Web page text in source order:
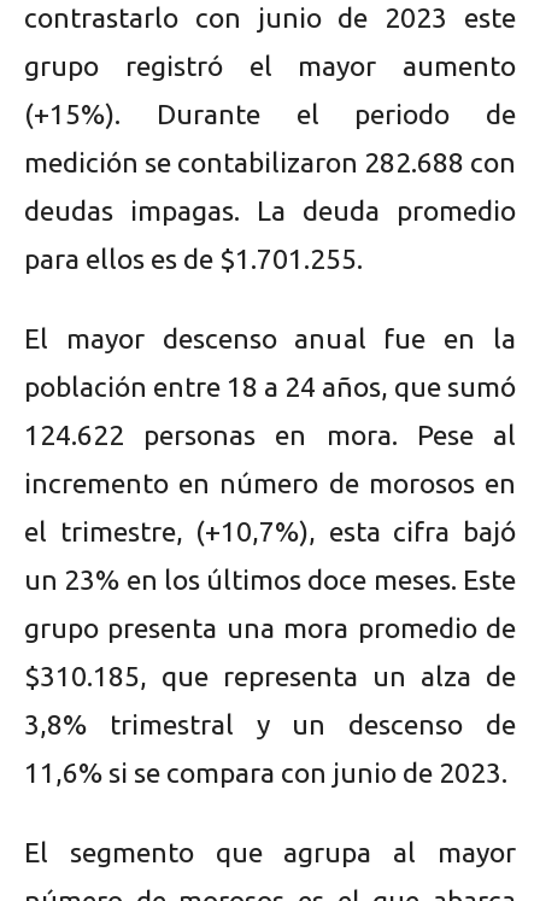
contrastarlo con junio de 2023 este
grupo registró el mayor aumento
(+15%). Durante el periodo de
medición se contabilizaron 282.688 con
deudas impagas. La deuda promedio
para ellos es de $1.701.255.
El mayor descenso anual fue en la
población entre 18 a 24 años, que sumó
124.622 personas en mora. Pese al
incremento en número de morosos en
el trimestre, (+10,7%), esta cifra bajó
un 23% en los últimos doce meses. Este
grupo presenta una mora promedio de
$310.185, que representa un alza de
3,8% trimestral y un descenso de
11,6% si se compara con junio de 2023.
El segmento que agrupa al mayor